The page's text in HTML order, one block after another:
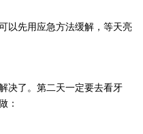
以先用应急方法缓解，等天亮
决了。第二天一定要去看牙
：